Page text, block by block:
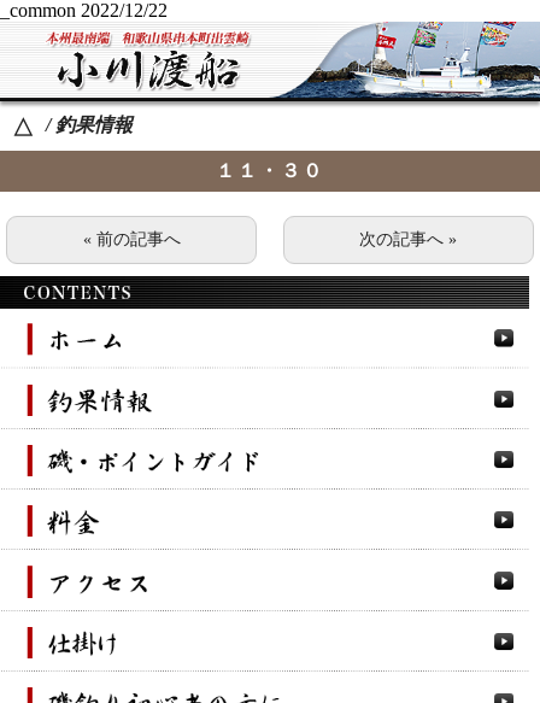
_common 2022/12/22
△ / 釣果情報
１１・３０
« 前の記事へ 次の記事へ »